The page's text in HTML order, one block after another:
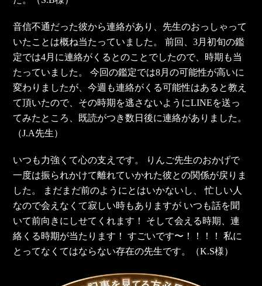
音信不通だった彼から連絡があり、先生のおっしゃって
いたことは概ね当たっていました。 前回、3月初旬の鑑
定では4月に連絡がくるとのことでしたので、時期も当
たっていました。 今回の鑑定では8月の可能性が高いに
変わりましたが、今週も連絡がくる可能性はあると教え
て頂いたので、その時期を逃さないようにLINEを送っ
てみたところ、既読がつき数日後に連絡がありました。
（J.A先生）
いつも力強くて心の支えです。 りんご先生のおかげで
一度は振られかけて離れていかれた彼との関係が戻りま
した。 まだまだ前のようにとはいかないし、 忙しい人
なので会えなくて寂しい時もありますが いつも話を聞
いて前向きにしせてくれます！ そして会える時期、連
絡くる時期が当たります！ すごいです〜！！！！ 私に
とってなくてはならない存在の先生です。（K.S様）